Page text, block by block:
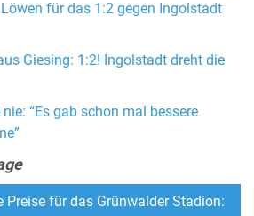
für das 1:2 gegen Ingolstadt
Giesing: 1:2! Ingolstadt dreht die
“Es gab schon mal bessere
Preise für das Grünwalder Stadion: